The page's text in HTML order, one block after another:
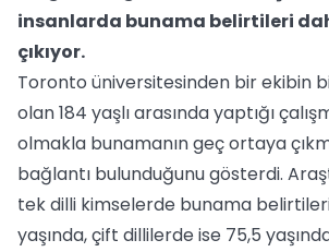
insanlarda bunama belirtileri
çıkıyor.
Toronto üniversitesinden bir ekibin
olan 184 yaşlı arasında yaptığı
olmakla bunamanın geç ortaya
bağlantı bulunduğunu gösterdi.
tek dilli kimselerde bunama
yaşında, çift dillilerde ise 75,5